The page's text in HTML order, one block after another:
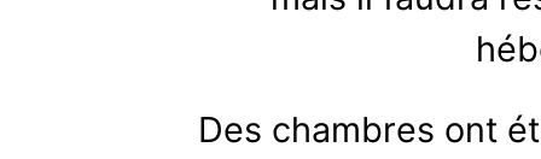
Des chambres ont